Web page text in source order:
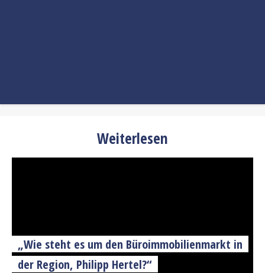
Weiterlesen
„Wie steht es um den Büroimmobilienmarkt in
der Region, Philipp Hertel?“